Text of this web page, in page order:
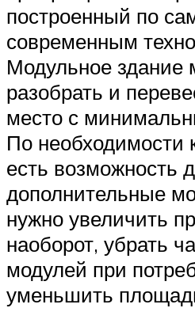
построенный по
современным
Модульное здание
разобрать и
место с
По необходимости
есть возможность
дополнительные
нужно увеличить
наоборот, убрать
модулей при
уменьшить